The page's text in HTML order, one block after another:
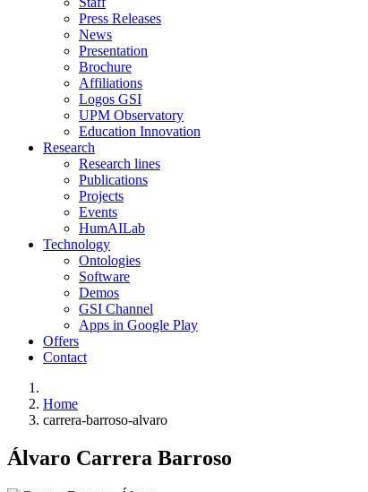
Press Releases
News
Presentation
Brochure
Affiliations
Logos GSI
UPM Observatory
Education Innovation
Research
Research lines
Publications
Projects
Events
HumAILab
Technology
Ontologies
Software
Demos
GSI Channel
Apps in Google Play
Offers
Contact
Home
carrera-barroso-alvaro
Álvaro Carrera Barroso